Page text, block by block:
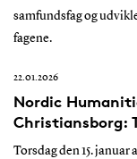
samfundsfag og
fagene.
22.01.2026
Nordic
Christiansborg:
Torsdag den 15.